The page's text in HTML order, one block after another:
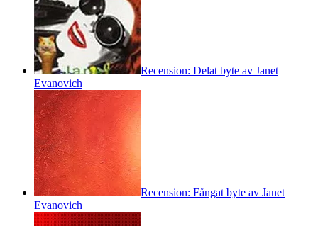
Recension: Delat byte av Janet
Evanovich
Recension: Fångat byte av Janet
Evanovich